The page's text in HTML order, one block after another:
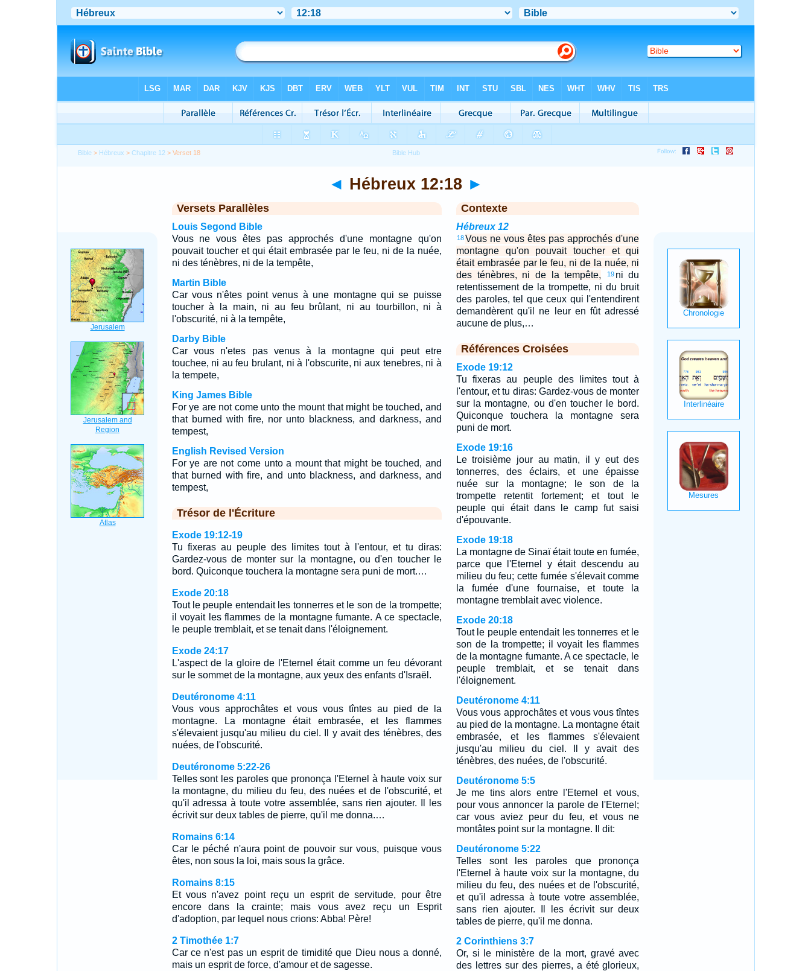
Bible > Hébreux >Chapitre 12 > Verset 18
◄ Hébreux 12:18 ►
Versets Parallèles
Louis Segond Bible
Vous ne vous êtes pas approchés d'une montagne qu'on
pouvait toucher et qui était embrasée par le feu, ni de la nuée,
ni des ténèbres, ni de la tempête,
Martin Bible
Car vous n'êtes point venus à une montagne qui se puisse
toucher à la main, ni au feu brûlant, ni au tourbillon, ni à
l'obscurité, ni à la tempête,
Darby Bible
Car vous n'etes pas venus à la montagne qui peut etre
touchee, ni au feu brulant, ni à l'obscurite, ni aux tenebres, ni à
la tempete,
King James Bible
For ye are not come unto the mount that might be touched, and
that burned with fire, nor unto blackness, and darkness, and
tempest,
English Revised Version
For ye are not come unto a mount that might be touched, and
that burned with fire, and unto blackness, and darkness, and
tempest,
Trésor de l'Écriture
Exode 19:12-19
Tu fixeras au peuple des limites tout à l'entour, et tu diras:
Gardez-vous de monter sur la montagne, ou d'en toucher le
bord. Quiconque touchera la montagne sera puni de mort.…
Exode 20:18
Tout le peuple entendait les tonnerres et le son de la trompette;
il voyait les flammes de la montagne fumante. A ce spectacle,
le peuple tremblait, et se tenait dans l'éloignement.
Exode 24:17
L'aspect de la gloire de l'Eternel était comme un feu dévorant
sur le sommet de la montagne, aux yeux des enfants d'Israël.
Deutéronome 4:11
Vous vous approchâtes et vous vous tîntes au pied de la
montagne. La montagne était embrasée, et les flammes
s'élevaient jusqu'au milieu du ciel. Il y avait des ténèbres, des
nuées, de l'obscurité.
Deutéronome 5:22-26
Telles sont les paroles que prononça l'Eternel à haute voix sur
la montagne, du milieu du feu, des nuées et de l'obscurité, et
qu'il adressa à toute votre assemblée, sans rien ajouter. Il les
écrivit sur deux tables de pierre, qu'il me donna.…
Romains 6:14
Car le péché n'aura point de pouvoir sur vous, puisque vous
êtes, non sous la loi, mais sous la grâce.
Romains 8:15
Et vous n'avez point reçu un esprit de servitude, pour être
encore dans la crainte; mais vous avez reçu un Esprit
d'adoption, par lequel nous crions: Abba! Père!
2 Timothée 1:7
Car ce n'est pas un esprit de timidité que Dieu nous a donné,
mais un esprit de force, d'amour et de sagesse.
Contexte
Hébreux 12
18Vous ne vous êtes pas approchés d'une
montagne qu'on pouvait toucher et qui
était embrasée par le feu, ni de la nuée, ni
des ténèbres, ni de la tempête,
19 ni du
retentissement de la trompette, ni du bruit
des paroles, tel que ceux qui l'entendirent
demandèrent qu'il ne leur en fût adressé
aucune de plus,…
Références Croisées
Exode 19:12
Tu fixeras au peuple des limites tout à
l'entour, et tu diras: Gardez-vous de monter
sur la montagne, ou d'en toucher le bord.
Quiconque touchera la montagne sera
puni de mort.
Exode 19:16
Le troisième jour au matin, il y eut des
tonnerres, des éclairs, et une épaisse
nuée sur la montagne; le son de la
trompette retentit fortement; et tout le
peuple qui était dans le camp fut saisi
d'épouvante.
Exode 19:18
La montagne de Sinaï était toute en fumée,
parce que l'Eternel y était descendu au
milieu du feu; cette fumée s'élevait comme
la fumée d'une fournaise, et toute la
montagne tremblait avec violence.
Exode 20:18
Tout le peuple entendait les tonnerres et le
son de la trompette; il voyait les flammes
de la montagne fumante. A ce spectacle, le
peuple tremblait, et se tenait dans
l'éloignement.
Deutéronome 4:11
Vous vous approchâtes et vous vous tîntes
au pied de la montagne. La montagne était
embrasée, et les flammes s'élevaient
jusqu'au milieu du ciel. Il y avait des
ténèbres, des nuées, de l'obscurité.
Deutéronome 5:5
Je me tins alors entre l'Eternel et vous,
pour vous annoncer la parole de l'Eternel;
car vous aviez peur du feu, et vous ne
montâtes point sur la montagne. Il dit:
Deutéronome 5:22
Telles sont les paroles que prononça
l'Eternel à haute voix sur la montagne, du
milieu du feu, des nuées et de l'obscurité,
et qu'il adressa à toute votre assemblée,
sans rien ajouter. Il les écrivit sur deux
tables de pierre, qu'il me donna.
2 Corinthiens 3:7
Or, si le ministère de la mort, gravé avec
des lettres sur des pierres, a été glorieux,